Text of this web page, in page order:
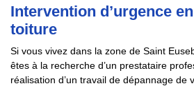
Intervention d’urgence
toiture
Si vous vivez dans la zone de Saint
êtes à la recherche d’un prestataire
réalisation d’un travail de dépannage de